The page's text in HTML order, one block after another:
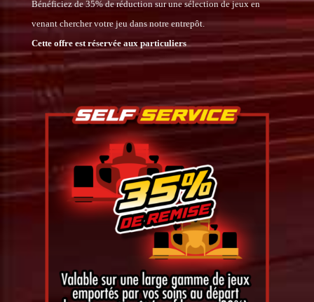
Bénéficiez de 35% de réduction sur une sélection de jeux en
venant chercher votre jeu dans notre entrepôt.
Cette offre est réservée aux particuliers